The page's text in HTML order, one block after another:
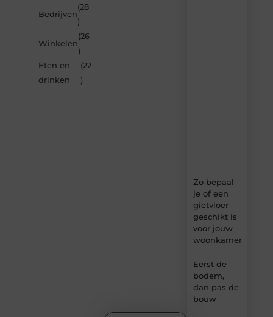
Bedrijven
(28
)
Winkelen
(26
)
Eten en
drinken
(22
)
Zo bepaal
je of een
gietvloer
geschikt is
voor jouw
woonkamer
Eerst de
bodem,
dan pas de
bouw